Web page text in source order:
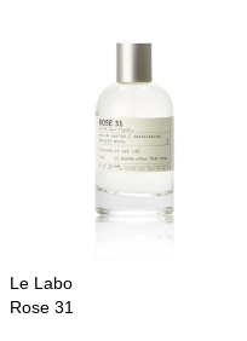
Le Labo
Rose 31